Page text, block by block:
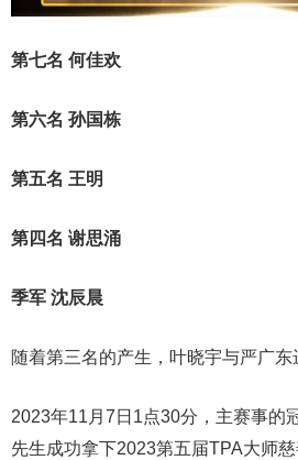
第七名 何佳欢
第六名 孙国栋
第五名 王明
第四名 谢思涌
季军 沈辰晨
随着第三名的产生，叶晓宇与严广东
2023年11月7日1点30分，主赛事的
先生成功拿下2023第五届TPA大师